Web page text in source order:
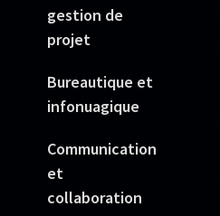
gestion de
projet
Bureautique et
infonuagique
Communication
et
collaboration